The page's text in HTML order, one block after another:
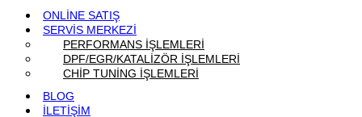
ONLİNE SATIŞ
SERVİS MERKEZİ
PERFORMANS İŞLEMLERİ
DPF/EGR/KATALİZÖR İŞLEMLERİ
CHİP TUNİNG İŞLEMLERİ
BLOG
İLETİŞİM